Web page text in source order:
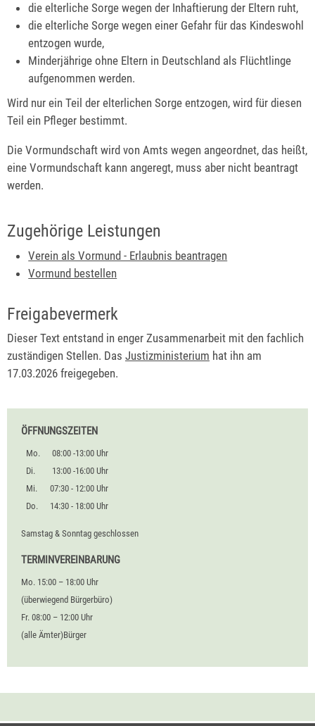
die elterliche Sorge wegen der Inhaftierung der Eltern ruht,
die elterliche Sorge wegen einer Gefahr für das Kindeswohl
entzogen wurde,
Minderjährige ohne Eltern in Deutschland als Flüchtlinge
aufgenommen werden.
Wird nur ein Teil der elterlichen Sorge entzogen, wird für diesen
Teil ein Pfleger bestimmt.
Die Vormundschaft wird von Amts wegen angeordnet, das heißt,
eine Vormundschaft kann angeregt, muss aber nicht beantragt
werden.
Zugehörige Leistungen
Verein als Vormund - Erlaubnis beantragen
Vormund bestellen
Freigabevermerk
Dieser Text entstand in enger Zusammenarbeit mit den fachlich
zuständigen Stellen. Das Justizministerium hat ihn am
17.03.2026 freigegeben.
ÖFFNUNGSZEITEN
Mo.
08:00 -13:00 Uhr
Di.
13:00 -16:00 Uhr
Mi.
07:30 - 12:00 Uhr
Do.
14:30 - 18:00 Uhr
Samstag & Sonntag geschlossen
TERMINVEREINBARUNG
Mo. 15:00 – 18:00 Uhr
(überwiegend Bürgerbüro)
Fr. 08:00 – 12:00 Uhr
(alle Ämter)Bürger